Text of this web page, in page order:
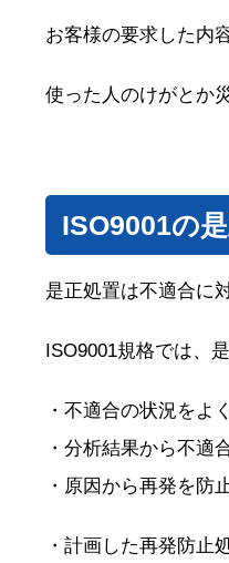
お客様の要求した内
使った人のけがとか
ISO9001の
是正処置は不適合に
ISO9001規格では、
・不適合の状況をよ
・分析結果から不適
・原因から再発を防
・計画した再発防止